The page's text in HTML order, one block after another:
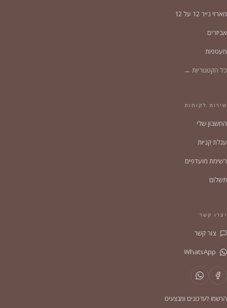
מארזי נייר 12 על 12
אביזרים
מעטפות
כל הקטגוריות →
שירות לקוחות
החשבון שלי
עגלת קניות
רשימת מועדפים
תשלום
יצרו קשר
צור קשר
הרשמו לעדכונים ומבצעים